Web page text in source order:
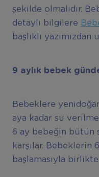
şekilde olmalıdır.
detaylı bilgilere
başlıklı yazımızdan
9 ayl ı k bebek gü
Bebeklere
aya kadar su
6 ay bebeğin bütün
karşılar. Bebeklerin
başlamasıyla